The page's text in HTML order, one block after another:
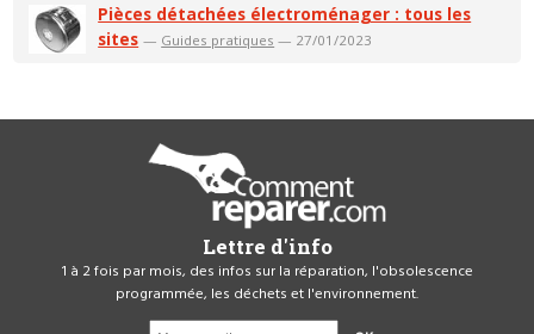
Pièces détachées électroménager : tous les
sites — Guides pratiques — 27/01/2023
Lettre d'info
1 à 2 fois par mois, des infos sur la réparation, l'obsolescence
programmée, les déchets et l'environnement.